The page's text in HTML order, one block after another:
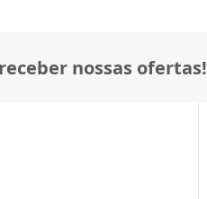
nossas ofertas!